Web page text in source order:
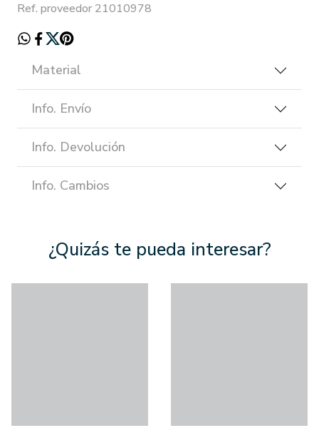
Ref. proveedor 21010978
Material
Info. Envío
Info. Devolución
Info. Cambios
¿Quizás te pueda interesar?